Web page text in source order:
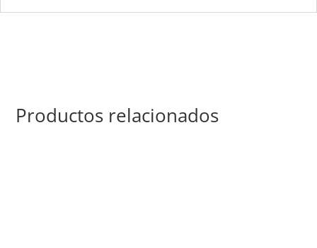
Productos relacionados